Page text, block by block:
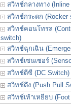
สวิทช์กลางทาง (Inline
สวิทช์กระดก (Rocker
สวิทช์คอนโทรล
switch)
สวิทช์ฉุกเฉิน
สวิทช์เซนเซอร์
สวิทช์ดีซี (DC Switch)
สวิทช์ดึง (Push Pull
สวิทช์เท้าเหยียบ